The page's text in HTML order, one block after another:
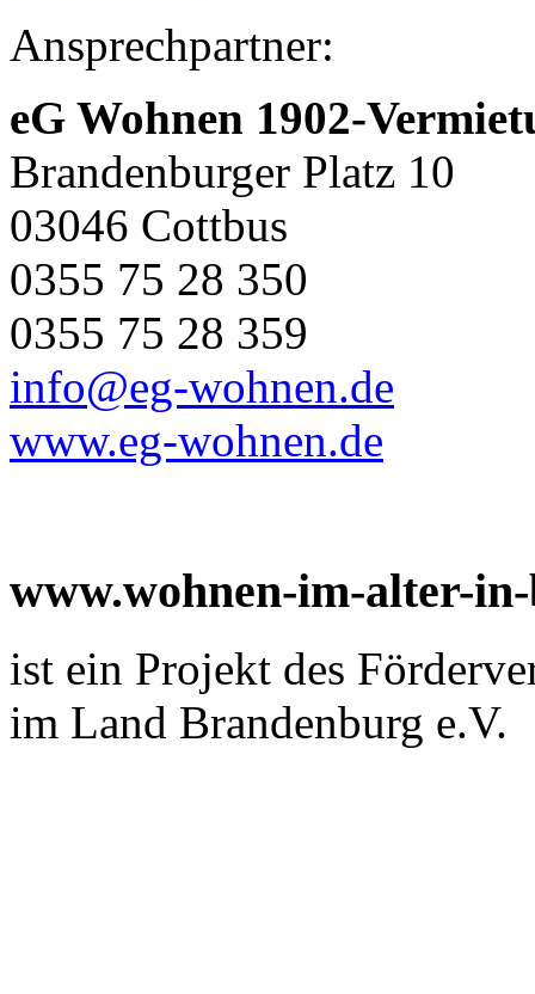
Ansprechpartner:
eG Wohnen 1902-
Brandenburger Platz 10
03046 Cottbus
0355 75 28 350
0355 75 28 359
info@eg-wohnen.de
www.eg-wohnen.de
www.wohnen-im-alter-
ist ein Projekt des
im Land Brandenburg e.V.